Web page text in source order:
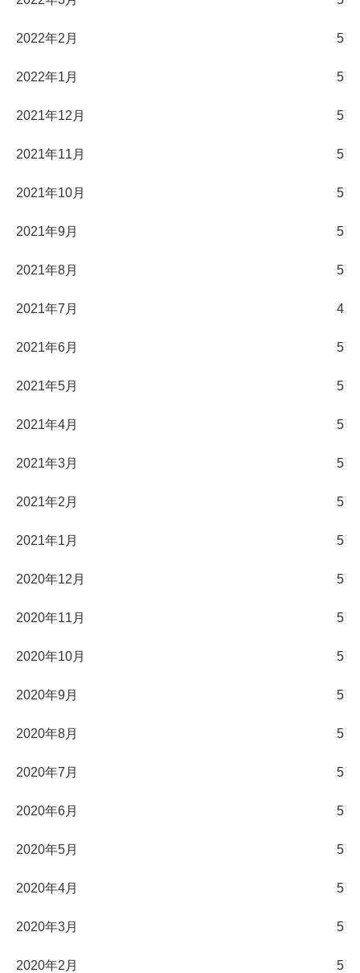
2022年2月 5
2022年1月 5
2021年12月 5
2021年11月 5
2021年10月 5
2021年9月 5
2021年8月 5
2021年7月 4
2021年6月 5
2021年5月 5
2021年4月 5
2021年3月 5
2021年2月 5
2021年1月 5
2020年12月 5
2020年11月 5
2020年10月 5
2020年9月 5
2020年8月 5
2020年7月 5
2020年6月 5
2020年5月 5
2020年4月 5
2020年3月 5
2020年2月 5